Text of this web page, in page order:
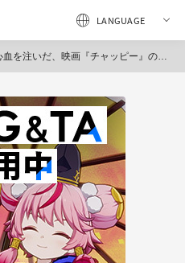
ャッピー』のVFX。 Vol.1：マーク・ウェンデル（CGスーパーバイザー）